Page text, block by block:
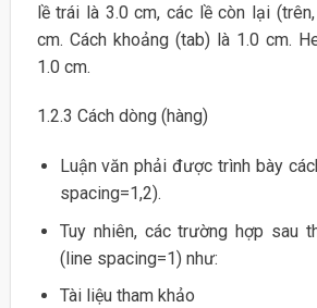
lề trái là 3.0 cm, các lề còn lại
cm. Cách khoảng (tab) là 1.0 cm.
1.0 cm.
1.2.3 Cách dòng (hàng)
Luận văn phải được trình bày
spacing=1,2).
Tuy nhiên, các trường hợp sau
(line spacing=1) như:
Tài liệu tham khảo